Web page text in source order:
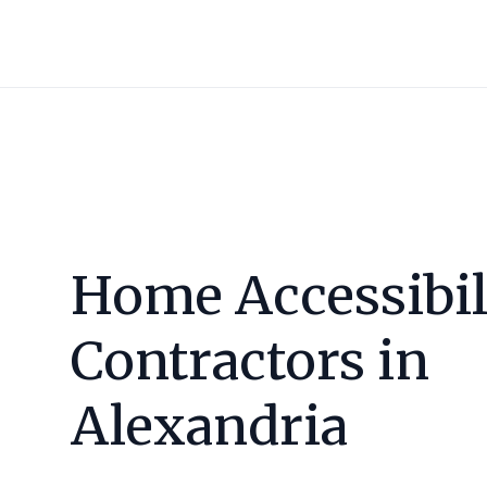
Home
Contractors in
Alexandria